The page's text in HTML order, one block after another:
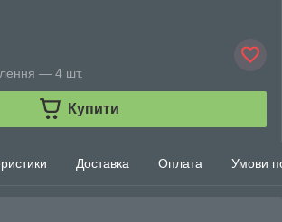
— 4 шт.
Купити
Доставка Оплата Умови